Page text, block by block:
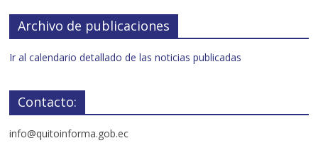
Archivo de publicaciones
Ir al calendario detallado de las noticias publicadas
Contacto:
info@quitoinforma.gob.ec